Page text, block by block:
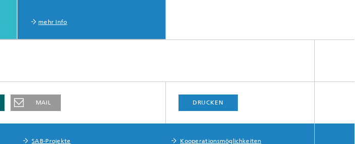
mehr Info
MAIL DRUCKEN
SAB-Projekte Kooperationsmöglichkeiten